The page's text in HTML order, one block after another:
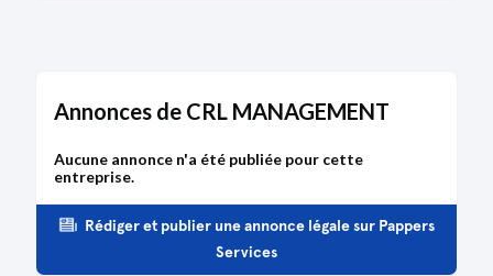
Annonces de CRL MANAGEMENT
Aucune annonce n'a été publiée pour cette
entreprise.
Rédiger et publier une annonce légale sur Pappers
Services